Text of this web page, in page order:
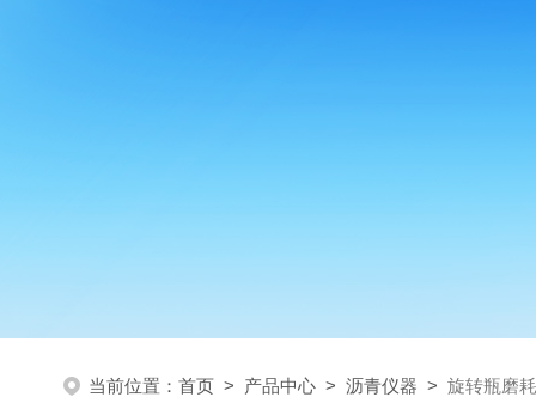
当前位置： 首页 > 产品中心 > 沥青仪器 > 旋转瓶磨